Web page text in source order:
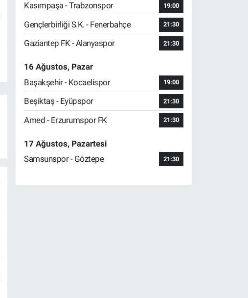
Kasımpaşa - Trabzonspor 19:00
Gençlerbirliği S.K. - Fenerbahçe 21:30
Gaziantep FK - Alanyaspor 21:30
16 Ağustos, Pazar
Başakşehir - Kocaelispor
19:00
Beşiktaş - Eyüpspor 21:30
Amed - Erzurumspor FK 21:30
17 Ağustos, Pazartesi
Samsunspor - Göztepe
21:30